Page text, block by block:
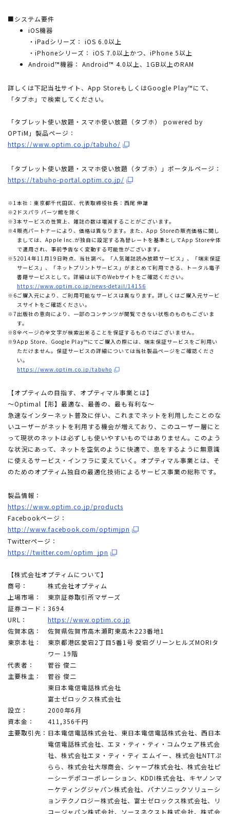
■システム要件
iOS機器
・iPadシリーズ： iOS 6.0以上
・iPhoneシリーズ： iOS 7.0以上かつ、iPhone 5以上
Android™機器： Android™ 4.0以上、1GB以上のRAM
詳しくは下記当社サイト、App StoreもしくはGoogle Play™にて、
「タブホ」で検索してください。
「タブレット使い放題・スマホ使い放題（タブホ） powered by
OPTiM」製品ページ：
https://www.optim.co.jp/tabuho/
「タブレット使い放題・スマホ使い放題（タブホ）」ポータルページ：
https://tabuho-portal.optim.co.jp/
※1本社：東京都千代田区、代表取締役社長：西尾 伸雄
※2 ドスパラ パーツ館を除く
※3本サービスの性質上、雑誌の数は増減することがございます。
※4販売パートナーにより、価格は異なります。また、App Storeの販売価格に関し
ましては、Apple Inc.が独自に設定する為替レートを基準としてApp Store全体
で適用され、事前予告なく変動する可能性がございます。
※52014年11月19日時点、当社調べ。「人気雑誌読み放題サービス」、「端末保証
サービス」、「ネットプリントサービス」がまとめて利用できる、トータル電子
書籍サービスとして。詳細は以下のWebサイトをご確認ください。
https://www.optim.co.jp/news-detail/14156
※6ご購入元により、ご利用可能なサービスは異なります。詳しくはご購入元サービ
スサイトをご確認ください。
※7 出版社の意向により、一部のコンテンツが閲覧できない状態のものもございま
す。
※8全ページの全文字が検索出来ることを保証するものではございません。
※9App Store、Google Play™にてご購入の際には、端末保証サービスをご利用い
ただけません。保証サービスの詳細については当社製品ページをご確認くださ
い。
https://www.optim.co.jp/tabuho
【オプティムの目指す、オプティマル事業とは】
～Optimal【形】最適な、最善の、最も有利な～
急速なインターネット普及に伴い、これまでネットを利用したことのな
いユーザーがネットを利用する機会が増えており、このユーザー層にと
って現状のネットは必ずしも使いやすいものではありません。このよう
な状況にあって、ネットを空気のように快適で、息をするように無意識
に使えるサービス・インフラに変えていく。オプティマル事業とは、そ
のためのオプティム独自の最適化技術によるサービス事業の総称です。
製品情報：
https://www.optim.co.jp/products
Facebookページ：
http://www.facebook.com/optimjpn
Twitterページ：
https://twitter.com/optim_jpn
【株式会社オプティムについて】
商号：
株式会社オプティム
上場市場：
東京証券取引所マザーズ
証券コード： 3694
URL：
https://www.optim.co.jp
佐賀本店：
佐賀県佐賀市高木瀬町東高木223番地1
東京本社：
東京都港区愛宕2丁目5番1号 愛宕グリーンヒルズMORIタ
ワー 19階
代表者：
菅谷 俊二
主要株主：
菅谷 俊二
東日本電信電話株式会社
富士ゼロックス株式会社
設立：
2000年6月
資本金：
411,356千円
主要取引先： 日本電信電話株式会社、東日本電信電話株式会社、西日本
電信電話株式会社、エヌ・ティ・ティ・コムウェア株式会
社、株式会社エヌ・ティ・ティ エムイー、株式会社NTTぷ
らら、株式会社大塚商会、シャープ株式会社、株式会社ピ
ーシーデポコーポレーション、KDDI株式会社、キヤノンマ
ーケティングジャパン株式会社、パナソニックソリューシ
ョンテクノロジー株式会社、富士ゼロックス株式会社、リ
コージャパン株式会社、ソースネクスト株式会社、株式会